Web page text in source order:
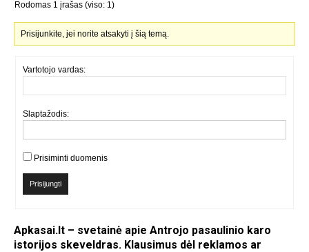
Rodomas 1 įrašas (viso: 1)
Prisijunkite, jei norite atsakyti į šią temą.
Vartotojo vardas:
Slaptažodis:
Prisiminti duomenis
Prisijungti
Apkasai.lt – svetainė apie Antrojo pasaulinio karo
istorijos skeveldras. Klausimus dėl reklamos ar